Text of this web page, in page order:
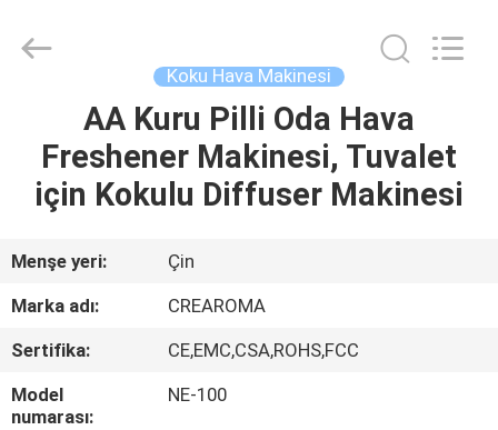
ÜRÜN:%
VİDEOLAR
VR
GÖSTERISI
Market.
Koku Hava Makinesi
AA Kuru Pilli Oda Hava
Freshener Makinesi, Tuvalet
için Kokulu Diffuser Makinesi
Menşe yeri:
Çin
Marka adı:
CREAROMA
Sertifika:
CE,EMC,CSA,ROHS,FCC
Model
numarası:
NE-100